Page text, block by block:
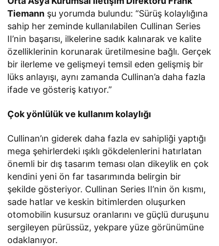
Tiemann şu yorumda bulundu: “Sürüş kolaylığına
sahip her zeminde kullanılabilen Cullinan Series
II’nin başarısı, ilkelerine sadık kalınarak ve kalite
özelliklerinin korunarak üretilmesine bağlı. Gerçek
bir ilerleme ve gelişmeyi temsil eden gelişmiş bir
lüks anlayışı, aynı zamanda Cullinan’a daha fazla
ifade ve gösteriş katıyor.”
Çok yönlülük ve kullanım kolaylığı
Cullinan’ın giderek daha fazla ev sahipliği yaptığı
mega şehirlerdeki ışıklı gökdelenlerini hatırlatan
önemli bir dış tasarım teması olan dikeylik en çok
kendini yeni ön far tasarımında belirgin bir
şekilde gösteriyor. Cullinan Series II’nin ön kısmı,
sade hatlar ve keskin bitimlerden oluşurken
otomobilin kusursuz oranlarını ve güçlü duruşunu
sergileyen pürüssüz, yekpare yüze görünümüne
odaklanıyor.